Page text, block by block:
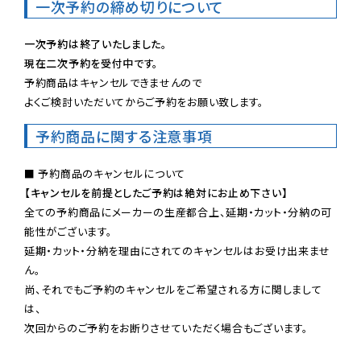
一次予約の締め切りについて
一次予約は終了いたしました。
現在二次予約を受付中です。
予約商品はキャンセルできませんので
よくご検討いただいてからご予約をお願い致します。
予約商品に関する注意事項
【キャンセルを前提としたご予約は絶対にお止め下さい】
全ての予約商品にメーカーの生産都合上、延期・カット・分納の可
能性がございます。
延期・カット・分納を理由にされてのキャンセルはお受け出来ませ
ん。
尚、それでもご予約のキャンセルをご希望される方に関しまして
は、
次回からのご予約をお断りさせていただく場合もございます。